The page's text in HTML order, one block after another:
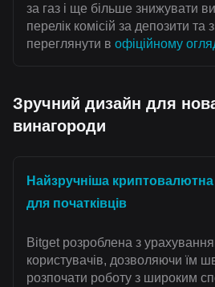
за газ і ще більше знижувати
перелік комісій за депозити та
переглянути в офіційному
Зручний дизайн для
винагороди
Найзручніша
для початківців
Bitget розроблена з
користувачів, дозволяючи їм
розпочати роботу з широким